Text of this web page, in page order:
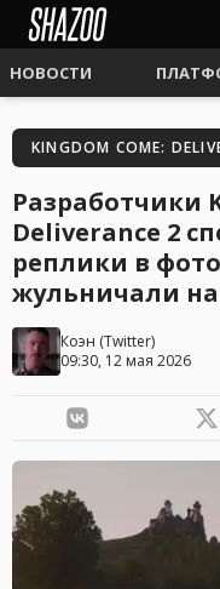
НОВОСТИ
KINGDOM COME:
Разработчики
Deliverance 2
реплики в
жульничали на
Коэн (Twitter)
09:30, 12 мая 2026